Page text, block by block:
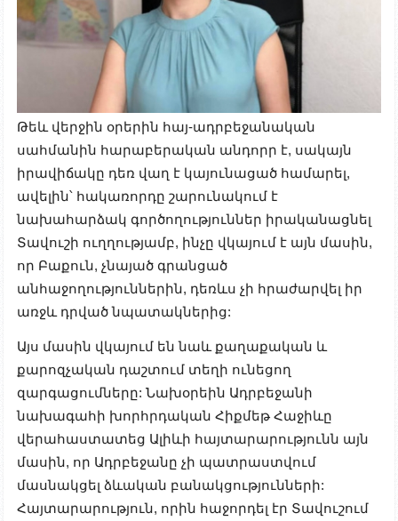
Թեև վերջին օրերին հայ-ադրբեջանական
սահմանին հարաբերական անդորր է, սակայն
իրավիճակը դեռ վաղ է կայունացած համարել,
ավելին՝ հակառորդը շարունակում է
նախահարձակ գործողություններ իրականացնել
Տավուշի ուղղությամբ, ինչը վկայում է այն մասին,
որ Բաքուն, չնայած գրանցած
անհաջողություններին, դեռևս չի հրաժարվել իր
առջև դրված նպատակներից:
Այս մասին վկայում են նաև քաղաքական և
քարոզչական դաշտում տեղի ունեցող
զարգացումները: Նախօրեին Ադրբեջանի
նախագահի խորհրդական Հիքմեթ Հաջիևը
վերահաստատեց Ալիևի հայտարարությունն այն
մասին, որ Ադրբեջանը չի պատրաստվում
մասնակցել ձևական բանակցությունների:
Հայտարարություն, որին հաջորդել էր Տավուշում